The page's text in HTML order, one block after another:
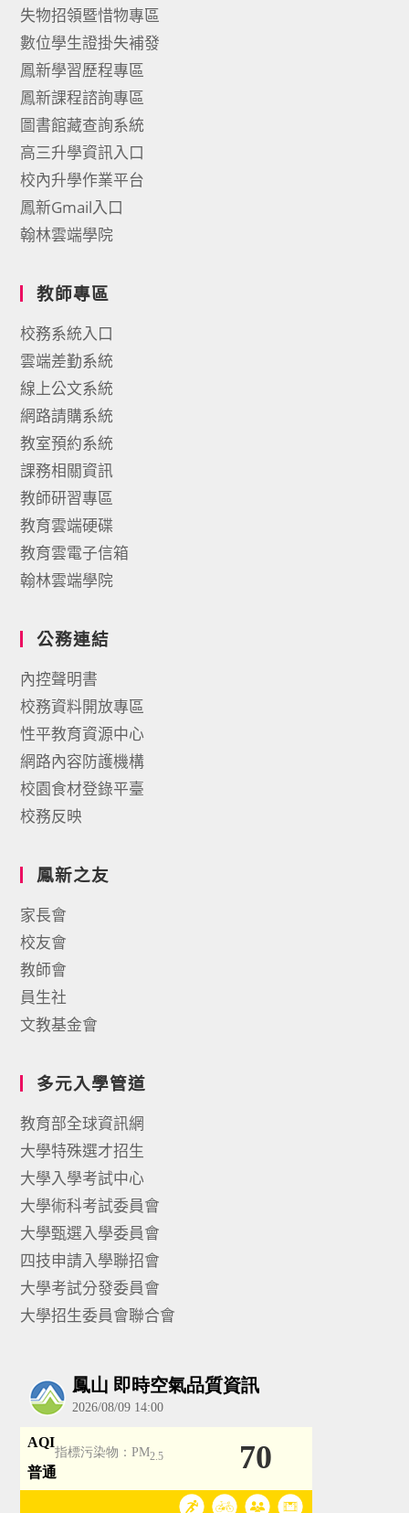
失物招領暨惜物專區
數位學生證掛失補發
鳳新學習歷程專區
鳳新課程諮詢專區
圖書館藏查詢系統
高三升學資訊入口
校內升學作業平台
鳳新Gmail入口
翰林雲端學院
教師專區
校務系統入口
雲端差勤系統
線上公文系統
網路請購系統
教室預約系統
課務相關資訊
教師研習專區
教育雲端硬碟
教育雲電子信箱
翰林雲端學院
公務連結
內控聲明書
校務資料開放專區
性平教育資源中心
網路內容防護機構
校園食材登錄平臺
校務反映
鳳新之友
家長會
校友會
教師會
員生社
文教基金會
多元入學管道
教育部全球資訊網
大學特殊選才招生
大學入學考試中心
大學術科考試委員會
大學甄選入學委員會
四技申請入學聯招會
大學考試分發委員會
大學招生委員會聯合會